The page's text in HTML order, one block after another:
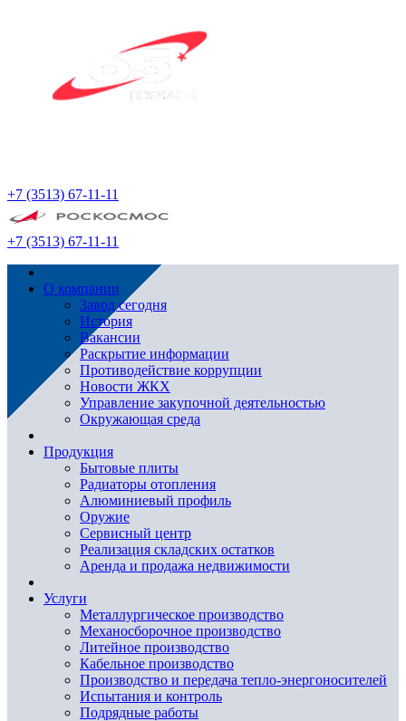
+7 (3513) 67-11-11
+7 (3513) 67-11-11
О компании
Завод сегодня
История
Вакансии
Раскрытие информации
Противодействие коррупции
Новости ЖКХ
Управление закупочной деятельностью
Окружающая среда
Продукция
Бытовые плиты
Радиаторы отопления
Алюминиевый профиль
Оружие
Сервисный центр
Реализация складских остатков
Аренда и продажа недвижимости
Услуги
Металлургическое производство
Механосборочное производство
Литейное производство
Кабельное производство
Производство и передача тепло-энергоносителей
Испытания и контроль
Подрядные работы